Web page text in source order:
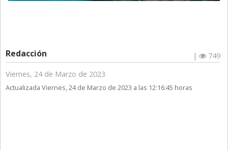
Redacción |
749
Viernes, 24 de Marzo de 2023
Actualizada Viernes, 24 de Marzo de 2023 a las 12:16:45 horas